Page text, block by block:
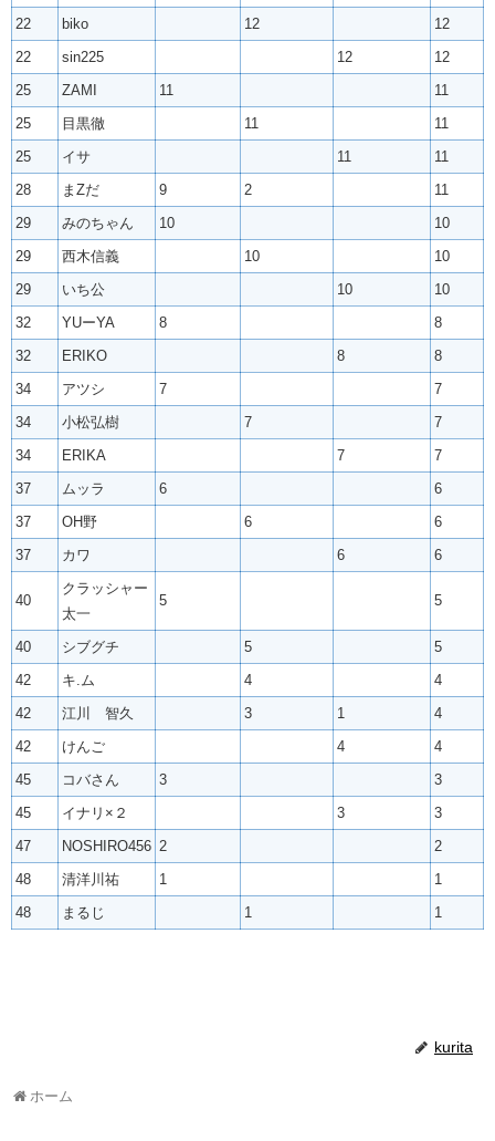
22
biko 12
12
22
sin225 12
12
25
ZAMI 11
11
25
目黒徹 11
11
25
イサ 11
11
28
まZだ 9 2
11
29
みのちゃん 10
10
29
西木信義 10
10
29
いち公 10
10
32
YUーYA 8
8
32
ERIKO 8
8
34
アツシ 7
7
34
小松弘樹 7
7
34
ERIKA 7
7
37
ムッラ 6
6
37
OH野 6
6
37
カワ 6 6
40
クラッシャー
太一
5 5
40 シブグチ 5
5
42
キ.ム 4
4
42
江川 智久 3 1
4
42
けんご 4
4
45
コバさん 3
3
45
イナリ×２ 3
3
47
NOSHIRO456 2
2
48
清洋川祐 1
1
48
まるじ 1 1
kurita
ホーム